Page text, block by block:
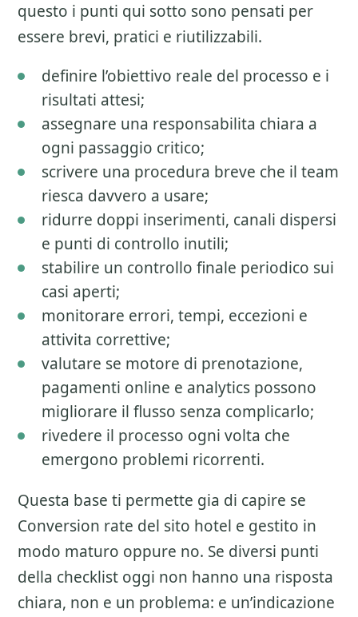
questo i punti qui sotto sono pensati per
essere brevi, pratici e riutilizzabili.
definire l’obiettivo reale del processo e i
risultati attesi;
assegnare una responsabilita chiara a
ogni passaggio critico;
scrivere una procedura breve che il team
riesca davvero a usare;
ridurre doppi inserimenti, canali dispersi
e punti di controllo inutili;
stabilire un controllo finale periodico sui
casi aperti;
monitorare errori, tempi, eccezioni e
attivita correttive;
valutare se motore di prenotazione,
pagamenti online e analytics possono
migliorare il flusso senza complicarlo;
rivedere il processo ogni volta che
emergono problemi ricorrenti.
Questa base ti permette gia di capire se
Conversion rate del sito hotel e gestito in
modo maturo oppure no. Se diversi punti
della checklist oggi non hanno una risposta
chiara, non e un problema: e un’indicazione